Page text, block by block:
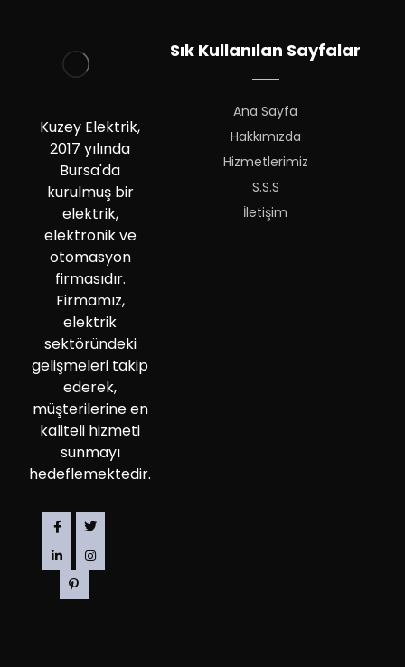
Kuzey Elektrik,
2017 yılında
Bursa'da
kurulmuş bir
elektrik,
elektronik ve
otomasyon
firmasıdır.
Firmamız,
elektrik
sektöründeki
gelişmeleri takip
ederek,
müşterilerine en
kaliteli hizmeti
sunmayı
hedeflemektedir.
Sık Kullanılan Sayfalar
Ana Sayfa
Hakkımızda
Hizmetlerimiz
S.S.S
İletişim